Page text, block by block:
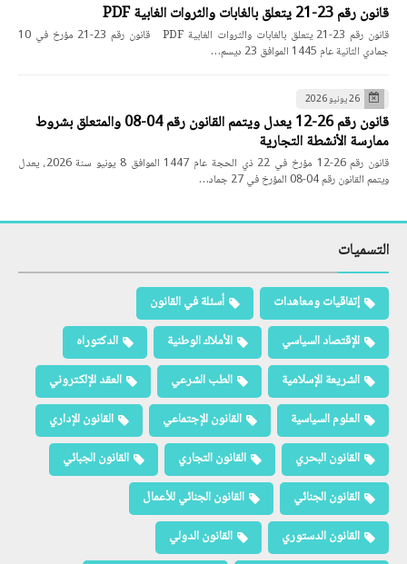
قانون رقم 23-21 يتعلق بالغابات والثروات الغابية PDF
قانون رقم 23-21 يتعلق بالغابات والثروات الغابية PDF قانون رقم 23-21 مؤرخ في 10
جمادي الثانية عام 1445 الموافق 23 ديسم…
26 يونيو 2026
قانون رقم 26-12 يعدل ويتمم القانون رقم 04-08 والمتعلق بشروط
ممارسة الأنشطة التجارية
قانون رقم 26-12 مؤرخ في 22 ذي الحجة عام 1447 الموافق 8 يونيو سنة 2026، يعدل
ويتمم القانون رقم 04-08 المؤرخ في 27 جماد…
التسميات
إتفاقيات ومعاهدات
أسئلة في القانون
الإقتصاد السياسي
الأملاك الوطنية
الدكتوراه
الشريعة الإسلامية
الطب الشرعي
العقد الإلكتروني
العلوم السياسية
القانون الإجتماعي
القانون الإداري
القانون البحري
القانون التجاري
القانون الجبائي
القانون الجنائي
القانون الجنائي للأعمال
القانون الدستوري
القانون الدولي